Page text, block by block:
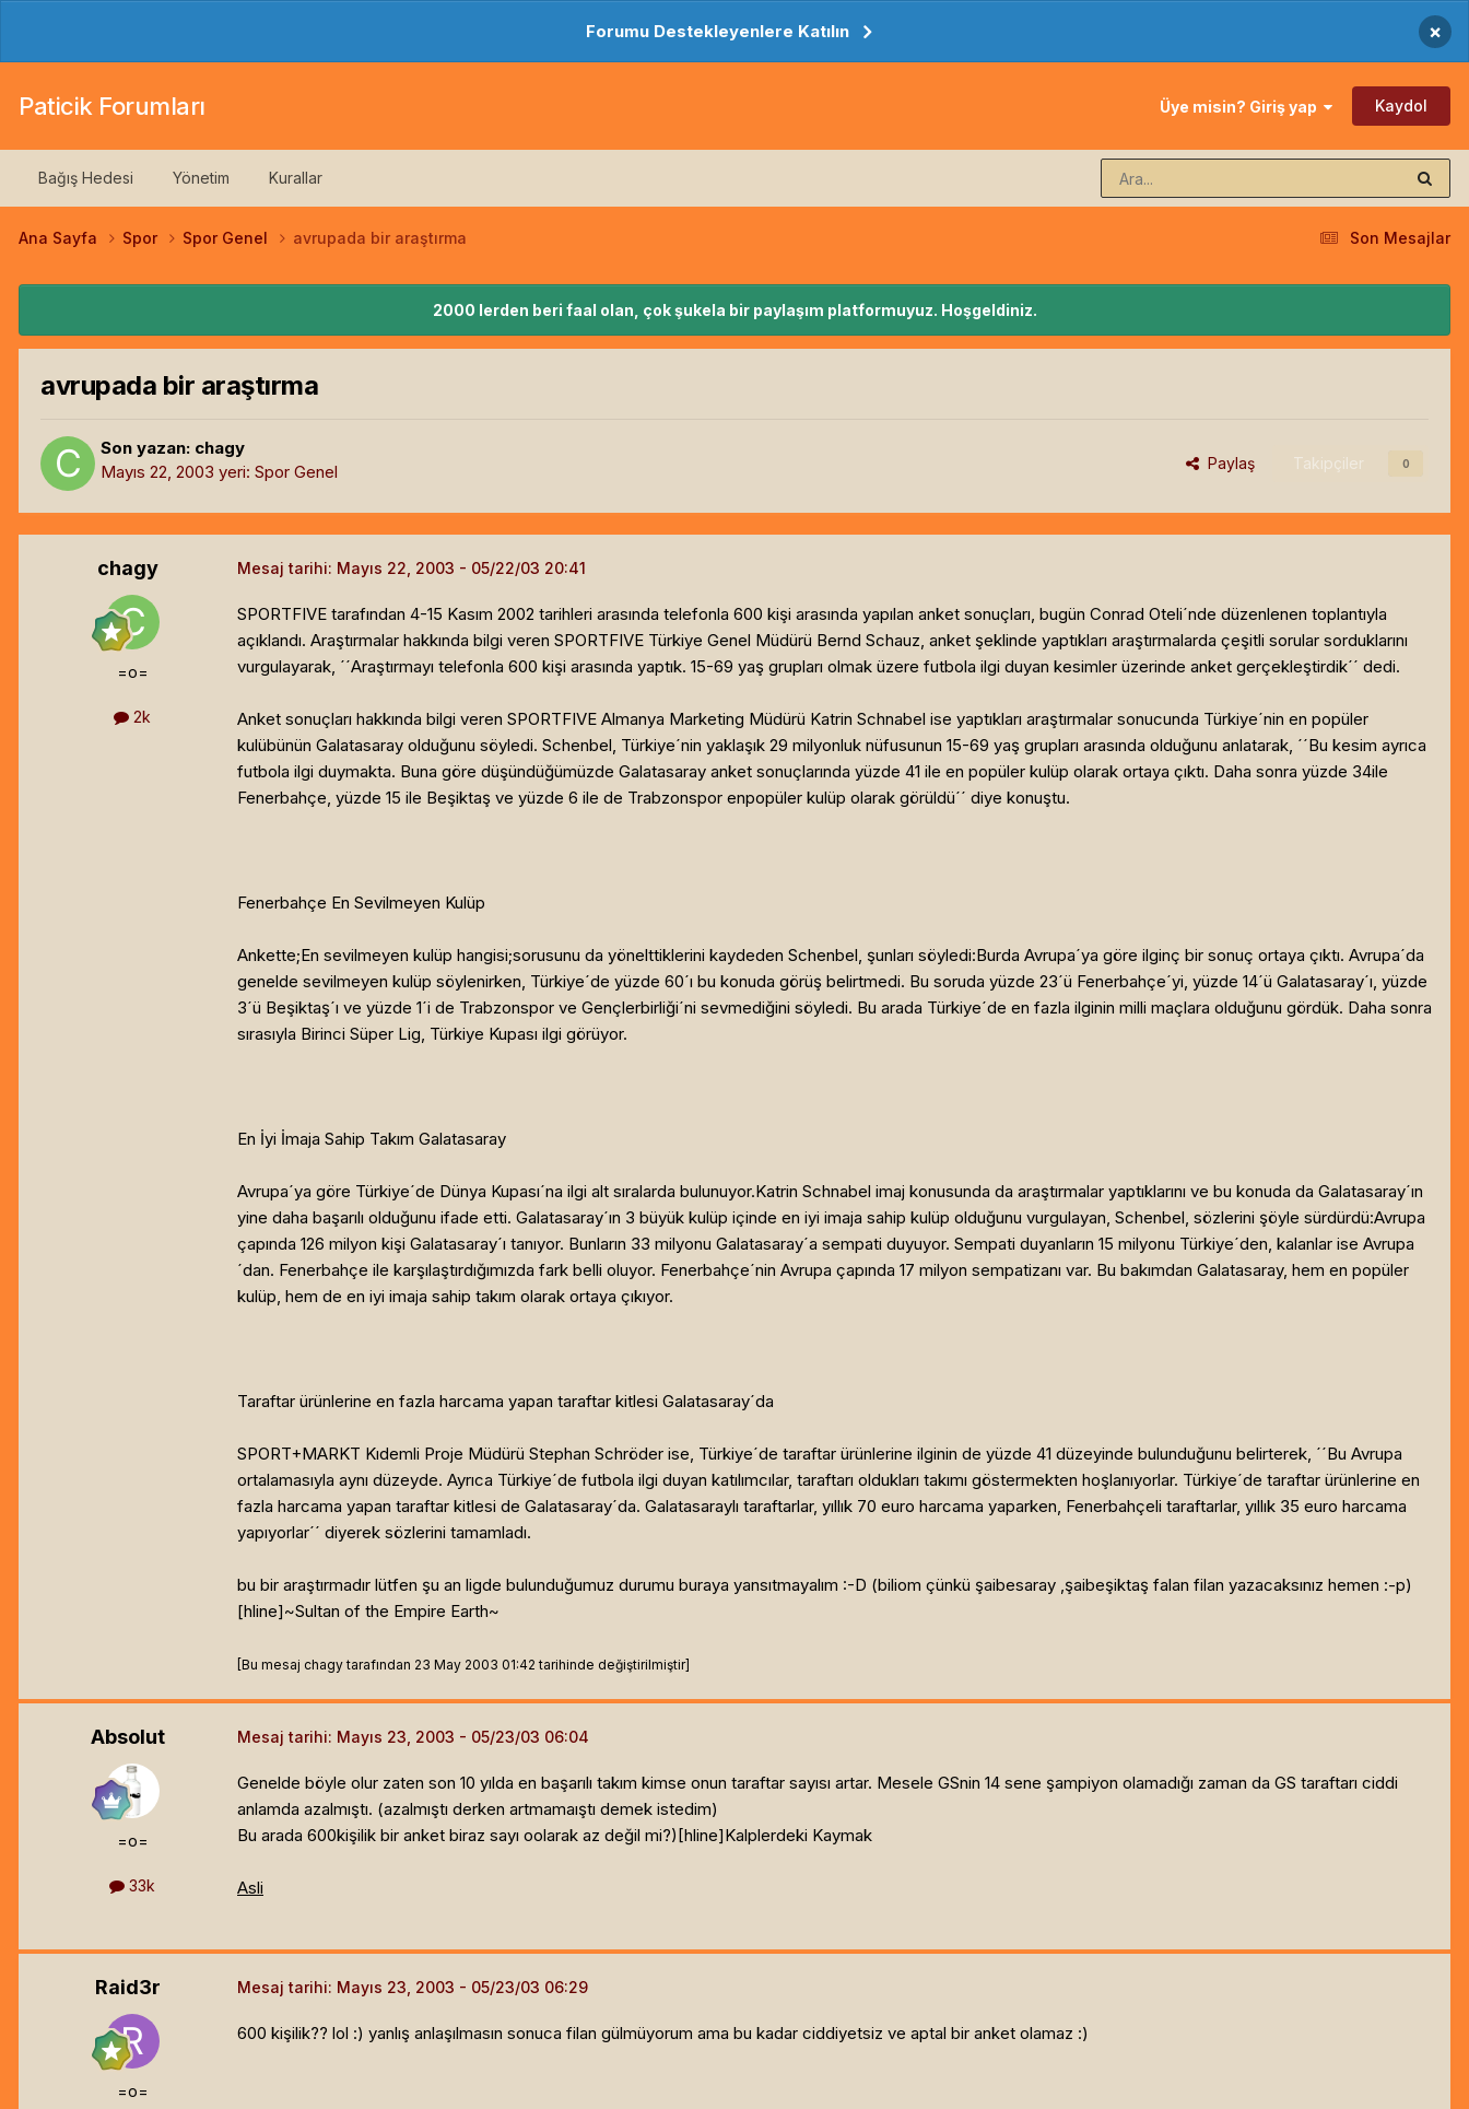
Forumu Destekleyenlere Katılın ×
Paticik Forumları Üye misin? Giriş yap Kaydol
Bağış Hedesi Yönetim Kurallar
Son Mesajlar
Ana Sayfa Spor Spor Genel avrupada bir araştırma
2000 lerden beri faal olan, çok şukela bir paylaşım platformuyuz. Hoşgeldiniz.
avrupada bir araştırma
Son yazan: chagy
Mayıs 22, 2003 yeri: Spor Genel Paylaş Takipçiler 0
chagy
=o=
2k
Mesaj tarihi: Mayıs 22, 2003
SPORTFIVE tarafından 4-15 Kasım 2002 tarihleri arasında telefonla 600 kişi arasında yapılan anket sonuçları, bugün Conrad Oteli´nde düzenlenen toplantıyla
açıklandı. Araştırmalar hakkında bilgi veren SPORTFIVE Türkiye Genel Müdürü Bernd Schauz, anket şeklinde yaptıkları araştırmalarda çeşitli sorular sorduklarını
vurgulayarak, ´´Araştırmayı telefonla 600 kişi arasında yaptık. 15-69 yaş grupları olmak üzere futbola ilgi duyan kesimler üzerinde anket gerçekleştirdik´´ dedi.
Anket sonuçları hakkında bilgi veren SPORTFIVE Almanya Marketing Müdürü Katrin Schnabel ise yaptıkları araştırmalar sonucunda Türkiye´nin en popüler
kulübünün Galatasaray olduğunu söyledi. Schenbel, Türkiye´nin yaklaşık 29 milyonluk nüfusunun 15-69 yaş grupları arasında olduğunu anlatarak, ´´Bu kesim ayrıca
futbola ilgi duymakta. Buna göre düşündüğümüzde Galatasaray anket sonuçlarında yüzde 41 ile en popüler kulüp olarak ortaya çıktı. Daha sonra yüzde 34ile
Fenerbahçe, yüzde 15 ile Beşiktaş ve yüzde 6 ile de Trabzonspor enpopüler kulüp olarak görüldü´´ diye konuştu.
Fenerbahçe En Sevilmeyen Kulüp
Ankette;En sevilmeyen kulüp hangisi;sorusunu da yönelttiklerini kaydeden Schenbel, şunları söyledi:Burda Avrupa´ya göre ilginç bir sonuç ortaya çıktı. Avrupa´da
genelde sevilmeyen kulüp söylenirken, Türkiye´de yüzde 60´ı bu konuda görüş belirtmedi. Bu soruda yüzde 23´ü Fenerbahçe´yi, yüzde 14´ü Galatasaray´ı, yüzde
3´ü Beşiktaş´ı ve yüzde 1´i de Trabzonspor ve Gençlerbirliği´ni sevmediğini söyledi. Bu arada Türkiye´de en fazla ilginin milli maçlara olduğunu gördük. Daha sonra
sırasıyla Birinci Süper Lig, Türkiye Kupası ilgi görüyor.
En İyi İmaja Sahip Takım Galatasaray
Avrupa´ya göre Türkiye´de Dünya Kupası´na ilgi alt sıralarda bulunuyor.Katrin Schnabel imaj konusunda da araştırmalar yaptıklarını ve bu konuda da Galatasaray´ın
yine daha başarılı olduğunu ifade etti. Galatasaray´ın 3 büyük kulüp içinde en iyi imaja sahip kulüp olduğunu vurgulayan, Schenbel, sözlerini şöyle sürdürdü:Avrupa
çapında 126 milyon kişi Galatasaray´ı tanıyor. Bunların 33 milyonu Galatasaray´a sempati duyuyor. Sempati duyanların 15 milyonu Türkiye´den, kalanlar ise Avrupa
´dan. Fenerbahçe ile karşılaştırdığımızda fark belli oluyor. Fenerbahçe´nin Avrupa çapında 17 milyon sempatizanı var. Bu bakımdan Galatasaray, hem en popüler
kulüp, hem de en iyi imaja sahip takım olarak ortaya çıkıyor.
Taraftar ürünlerine en fazla harcama yapan taraftar kitlesi Galatasaray´da
SPORT+MARKT Kıdemli Proje Müdürü Stephan Schröder ise, Türkiye´de taraftar ürünlerine ilginin de yüzde 41 düzeyinde bulunduğunu belirterek, ´´Bu Avrupa
ortalamasıyla aynı düzeyde. Ayrıca Türkiye´de futbola ilgi duyan katılımcılar, taraftarı oldukları takımı göstermekten hoşlanıyorlar. Türkiye´de taraftar ürünlerine en
fazla harcama yapan taraftar kitlesi de Galatasaray´da. Galatasaraylı taraftarlar, yıllık 70 euro harcama yaparken, Fenerbahçeli taraftarlar, yıllık 35 euro harcama
yapıyorlar´´ diyerek sözlerini tamamladı.
bu bir araştırmadır lütfen şu an ligde bulunduğumuz durumu buraya yansıtmayalım :-D (biliom çünkü şaibesaray ,şaibeşiktaş falan filan yazacaksınız hemen :-p)
[hline]~Sultan of the Empire Earth~
[Bu mesaj chagy tarafından 23 May 2003 01:42 tarihinde değiştirilmiştir]
Absolut
=o=
33k
Mesaj tarihi: Mayıs 23, 2003
Genelde böyle olur zaten son 10 yılda en başarılı takım kimse onun taraftar sayısı artar. Mesele GSnin 14 sene şampiyon olamadığı zaman da GS taraftarı ciddi
anlamda azalmıştı. (azalmıştı derken artmamaıştı demek istedim)
Bu arada 600kişilik bir anket biraz sayı oolarak az değil mi?)[hline]Kalplerdeki Kaymak
Asli
Raid3r
=o=
Mesaj tarihi: Mayıs 23, 2003
600 kişilik?? lol :) yanlış anlaşılmasın sonuca filan gülmüyorum ama bu kadar ciddiyetsiz ve aptal bir anket olamaz :)